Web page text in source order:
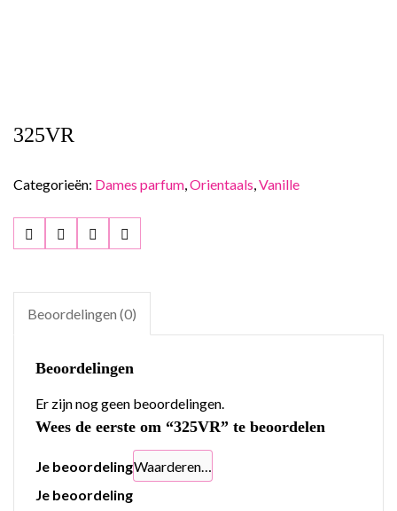
325VR
Categorieën: Dames parfum,Orientaals,Vanille
Beoordelingen (0)
Beoordelingen
Er zijn nog geen beoordelingen.
Wees de eerste om “325VR” te beoordelen
Je beoordeling
Je beoordeling